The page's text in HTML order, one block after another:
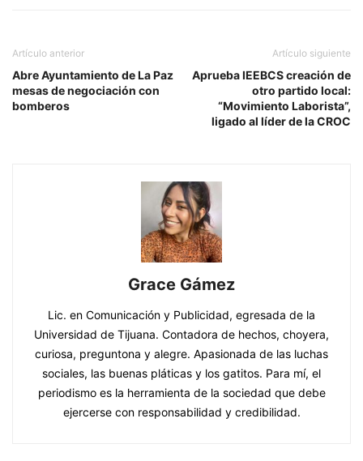
Artículo anterior
Abre Ayuntamiento de La Paz
mesas de negociación con
bomberos
Artículo siguiente
Aprueba IEEBCS creación de
otro partido local:
“Movimiento Laborista”,
ligado al líder de la CROC
Grace Gámez
Lic. en Comunicación y Publicidad, egresada de la
Universidad de Tijuana. Contadora de hechos, choyera,
curiosa, preguntona y alegre. Apasionada de las luchas
sociales, las buenas pláticas y los gatitos. Para mí, el
periodismo es la herramienta de la sociedad que debe
ejercerse con responsabilidad y credibilidad.